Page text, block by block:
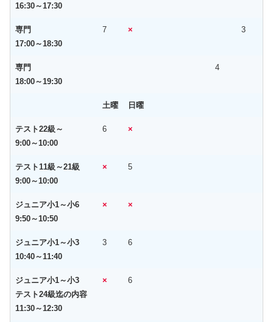
16:30～17:30
専門
17:00～18:30
7 × 3
専門
18:00～19:30
4
土曜 日曜
テスト22級～
9:00～10:00
6 ×
テスト11級～21級
9:00～10:00
× 5
ジュニア小1～小6
9:50～10:50
× ×
ジュニア小1～小3
10:40～11:40
3 6
ジュニア小1～小3
テスト24級迄の内容
11:30～12:30
× 6